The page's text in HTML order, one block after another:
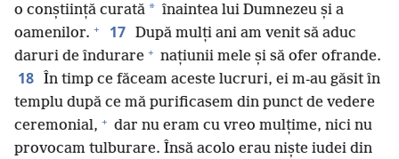
o conștiință curată * înaintea lui Dumnezeu și a
oamenilor. + 17 După mulți ani am venit să aduc
daruri de îndurare + națiunii mele și să ofer ofrande.
18 În timp ce făceam aceste lucruri, ei m-au găsit în
templu după ce mă purificasem din punct de vedere
ceremonial, + dar nu eram cu vreo mulțime, nici nu
provocam tulburare. Însă acolo erau niște iudei din